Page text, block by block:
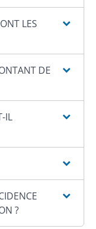
LES
DE
IL
?